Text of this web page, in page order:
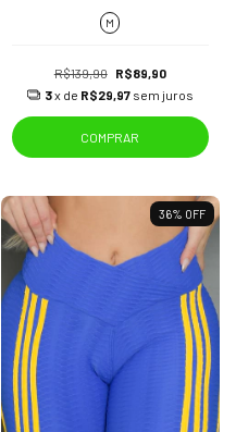
M
R$139,90 R$89,90
3x de R$29,97 sem juros
COMPRAR
36% OFF